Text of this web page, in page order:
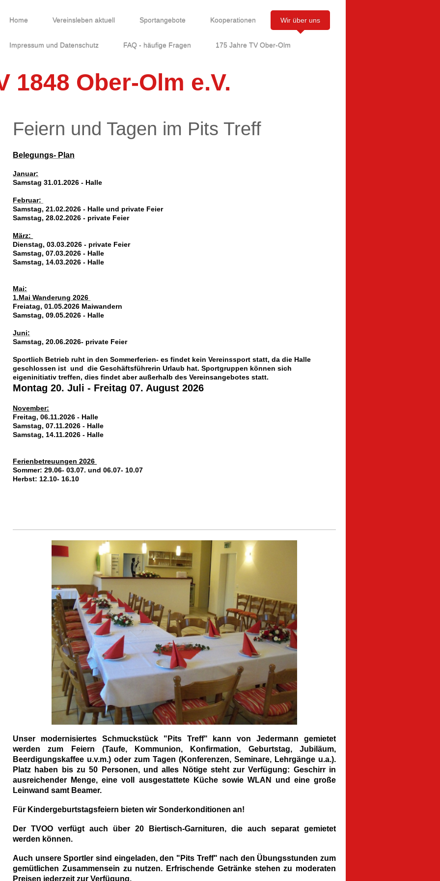
Home Vereinsleben aktuell Sportangebote Kooperationen Wir über uns
Impressum und Datenschutz FAQ - häufige Fragen 175 Jahre TV Ober-Olm
1848 Ober-Olm e.V.
Feiern und Tagen im Pits Treff
Belegungs- Plan
Januar:
Samstag 31.01.2026 - Halle
Februar:
Samstag, 21.02.2026 - Halle und private Feier
Samstag, 28.02.2026 - private Feier
März:
Dienstag, 03.03.2026 - private Feier
Samstag, 07.03.2026 - Halle
Samstag, 14.03.2026 - Halle
Mai:
1.Mai Wanderung 2026
Freiatag, 01.05.2026 Maiwandern
Samstag, 09.05.2026 - Halle
Juni:
Samstag, 20.06.2026- private Feier
Sportlich Betrieb ruht in den Sommerferien- es findet kein Vereinssport statt, da die Halle
geschlossen ist und die Geschäftsführerin Urlaub hat. Sportgruppen können sich
eigeninitiativ treffen, dies findet aber außerhalb des Vereinsangebotes statt.
Montag 20. Juli - Freitag 07. August 2026
November:
Freitag, 06.11.2026 - Halle
Samstag, 07.11.2026 - Halle
Samstag, 14.11.2026 - Halle
Ferienbetreuungen 2026
Sommer: 29.06- 03.07. und 06.07- 10.07
Herbst: 12.10- 16.10
Unser modernisiertes Schmuckstück "Pits Treff" kann von Jedermann gemietet
werden zum Feiern (Taufe, Kommunion, Konfirmation, Geburtstag, Jubiläum,
Beerdigungskaffee u.v.m.) oder zum Tagen (Konferenzen, Seminare, Lehrgänge u.a.).
Platz haben bis zu 50 Personen, und alles Nötige steht zur Verfügung: Geschirr in
ausreichender Menge, eine voll ausgestattete Küche sowie WLAN und eine große
Leinwand samt Beamer.
Für Kindergeburtstagsfeiern bieten wir Sonderkonditionen an!
Der TVOO verfügt auch über 20 Biertisch-Garnituren, die auch separat gemietet
werden können.
Auch unsere Sportler sind eingeladen, den "Pits Treff" nach den Übungsstunden zum
gemütlichen Zusammensein zu nutzen. Erfrischende Getränke stehen zu moderaten
Preisen jederzeit zur Verfügung.